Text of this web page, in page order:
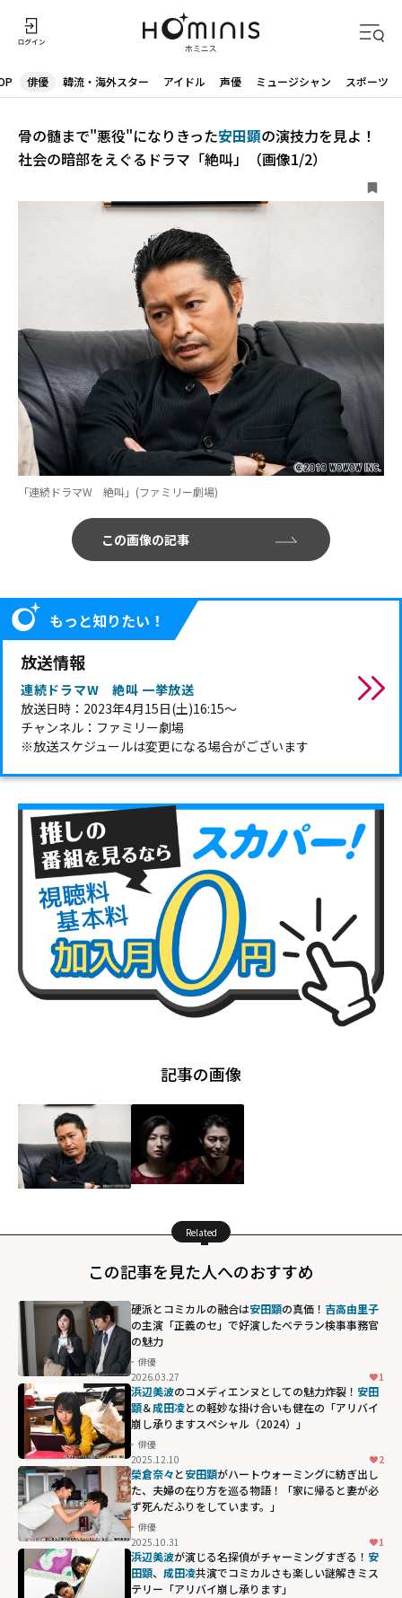
俳優 韓流・海外スター アイドル 声優 ミュージシャン スポーツ
骨の髄まで"悪役"になりきった安田顕の演技力を見よ！
社会の暗部をえぐるドラマ「絶叫」（画像1/2）
「連続ドラマW 絶叫」(ファミリー劇場)
この画像の記事
もっと知りたい！
放送情報
連続ドラマW 絶叫 一挙放送
放送日時：2023年4月15日(土)16:15～
チャンネル：ファミリー劇場
※放送スケジュールは変更になる場合がございます
記事の画像
Related
この記事を見た人へのおすすめ
硬派とコミカルの融合は安田顕の真価！ 吉高由里子
の主演「正義のセ」で好演したベテラン検事事務官
の魅力
俳優
2026.03.27
1
浜辺美波のコメディエンヌとしての魅力炸裂！ 安田
顕＆成田凌との軽妙な掛け合いも健在の「アリバイ
崩し承りますスペシャル（2024）」
俳優
2025.12.10
2
榮倉奈々と安田顕がハートウォーミングに紡ぎ出し
た、夫婦の在り方を巡る物語！「家に帰ると妻が必
ず死んだふりをしています。」
俳優
2025.10.31
1
浜辺美波が演じる名探偵がチャーミングすぎる！ 安
田顕、 成田凌共演でコミカルさも楽しい謎解きミス
テリー「アリバイ崩し承ります」